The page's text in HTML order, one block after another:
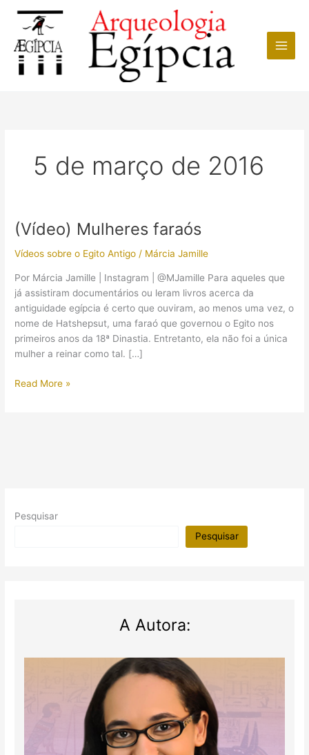
conteúdo
5 de março de 2016
(Vídeo) Mulheres faraós
Vídeos sobre o Egito Antigo / Márcia Jamille
Por Márcia Jamille | Instagram | @MJamille Para aqueles que
já assistiram documentários ou leram livros acerca da
antiguidade egípcia é certo que ouviram, ao menos uma vez, o
nome de Hatshepsut, uma faraó que governou o Egito nos
primeiros anos da 18ª Dinastia. Entretanto, ela não foi a única
mulher a reinar como tal. […]
(Vídeo)
Read More »
Pesquisar
Pesquisar
A Autora: